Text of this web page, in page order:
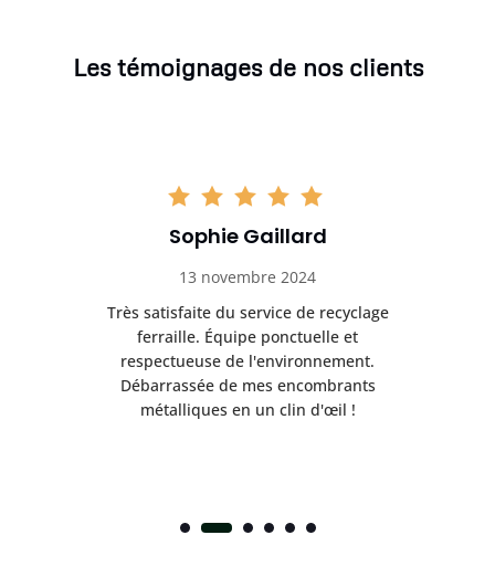
Les témoignages de nos clients
Sophie Gaillard
13 novembre 2024
Très satisfaite du service de recyclage
ferraille. Équipe ponctuelle et
respectueuse de l'environnement.
Débarrassée de mes encombrants
métalliques en un clin d'œil !